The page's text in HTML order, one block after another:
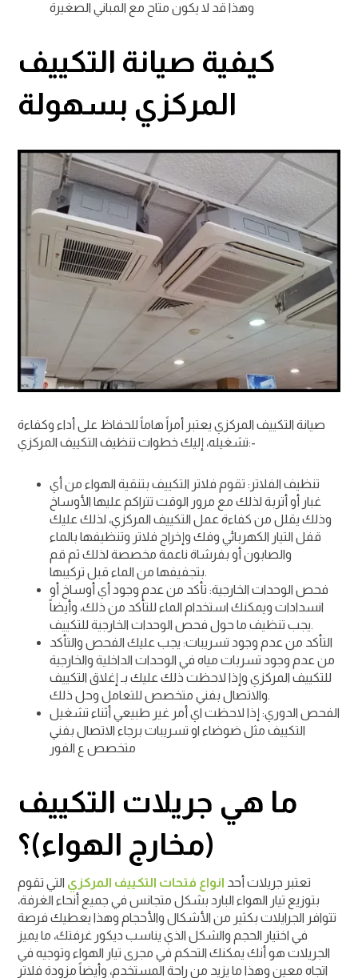
وهذا قد لا يكون متاح مع المباني الصغيرة
كيفية صيانة التكييف
المركزي بسهولة
صيانة التكييف المركزي يعتبر أمراً هاماً للحفاظ على أداء وكفاءة
تشغيله، إليك خطوات تنظيف التكييف المركزي:-
تنظيف الفلاتر: تقوم فلاتر التكييف بتنقية الهواء من أي
غبار أو أتربة لذلك مع مرور الوقت تتراكم عليها الأوساخ
وذلك يقلل من كفاءة عمل التكييف المركزي، لذلك عليك
قفل التيار الكهربائي وفك وإخراج فلاتر وتنظيفها بالماء
والصابون أو بفرشاة ناعمة مخصصة لذلك ثم قم
بتجفيفها من الماء قبل تركيبها.
فحص الوحدات الخارجية: تأكد من عدم وجود أي أوساخ أو
انسدادات ويمكنك استخدام الماء للتأكد من ذلك، وأيضاً
يجب تنظيف ما حول فحص الوحدات الخارجية للتكييف.
التأكد من عدم وجود تسريبات: يجب عليك الفحص والتأكد
من عدم وجود تسربات مياه في الوحدات الداخلية والخارجية
للتكييف المركزي وإذا لاحظت ذلك عليك بـ إغلاق التكييف
والاتصال بفني متخصص للتعامل وحل ذلك.
الفحص الدوري: إذا لاحظت اي أمر غير طبيعي أثناء تشغيل
التكييف مثل ضوضاء او تسريبات برجاء الاتصال بفني
متخصص ع الفور
ما هي جريلات التكييف
(مخارج الهواء)؟
تعتبر جريلات أحد انواع فتحات التكييف المركزي التي تقوم
بتوزيع تيار الهواء البارد بشكل متجانس في جميع أنحاء الغرفة،
تتوافر الجرايلات بكثير من الأشكال والأحجام وهذا يعطيك فرصة
في اختيار الحجم والشكل الذي يناسب ديكور غرفتك، ما يميز
الجريلات هو أنك يمكنك التحكم في مجرى تيار الهواء وتوجيه في
اتجاه معين وهذا ما يزيد من راحة المستخدم، وأيضاً مزودة فلاتر